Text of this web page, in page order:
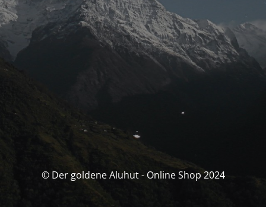
© Der goldene Aluhut - Online Shop 2024